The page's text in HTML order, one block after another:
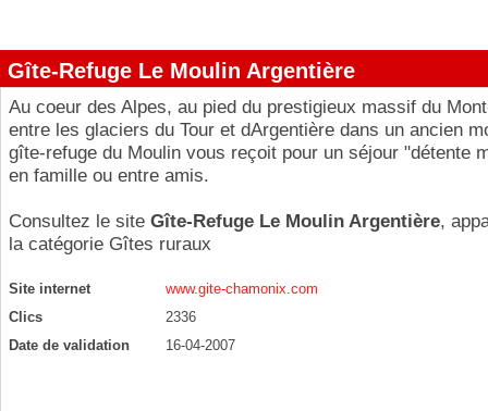
Gîte-Refuge Le Moulin Argentière
Au coeur des Alpes, au pied du prestigieux massif du
entre les glaciers du Tour et dArgentière dans un ancien
gîte-refuge du Moulin vous reçoit pour un séjour "détente
en famille ou entre amis.
Consultez le site Gîte-Refuge Le Moulin Argentière,
la catégorie Gîtes ruraux
Site internet
www.gite-chamonix.com
Clics
2336
Date de validation
16-04-2007